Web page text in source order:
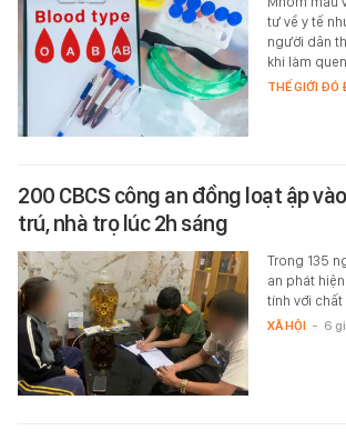
tư về y tế
người dân
khi làm
THẾ GIỚI ĐÓ
200 CBCS công an đồng loạt ập
trú, nhà trọ lúc 2h sáng
Trong 135
an phát
tính với chất
XÃ HỘI - 6